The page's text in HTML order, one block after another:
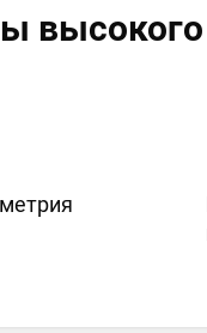
высокого